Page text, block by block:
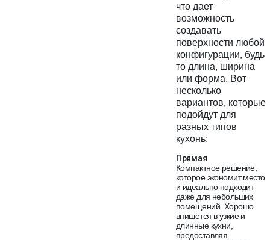
что дает
возможность
создавать
поверхности любой
конфигурации, будь
то длина, ширина
или форма. Вот
несколько
вариантов, которые
подойдут для
разных типов
кухонь:
Прямая
Компактное решение,
которое экономит место
и идеально подходит
даже для небольших
помещений. Хорошо
впишется в узкие и
длинные кухни,
предоставляя